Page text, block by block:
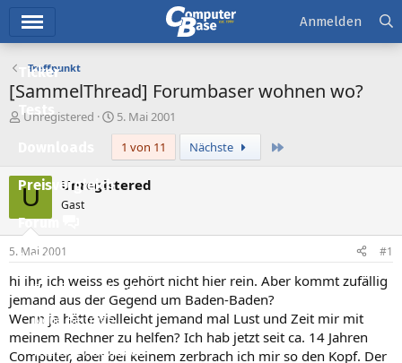
Ticker
Tests
Preisvergleich
Forum
Aktuelles
Empfohlene Inhalte
Neue Beiträge
Neueste Aktivitäten
Anmelden
Treffpunkt
[SammelThread] Forumbaser wohnen wo?
E
e
e
r
Unregistered
E
r
t
e
m
5. Mai 2001
1 von 11
Nächste
U Unregistered
Gast
5. Mai 2001 #1
hi ihr, ich weiss es gehört nicht hier rein. Aber kommt zufällig
jemand aus der Gegend um Baden-Baden?
Wenn ja hätte vielleicht jemand mal Lust und Zeit mir mit
meinem Rechner zu helfen? Ich hab jetzt seit ca. 14 Jahren
Computer, aber bei keinem zerbrach ich mir so den Kopf. Der